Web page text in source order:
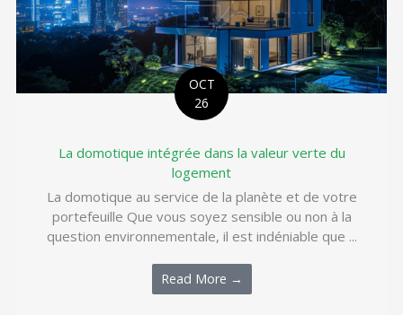
OCT
26
La domotique intégrée dans la valeur verte du
logement
La domotique au service de la planète et de votre
portefeuille Que vous soyez sensible ou non à la
question environnementale, il est indéniable que ...
Read More →